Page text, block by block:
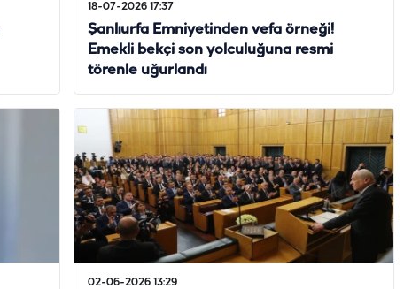
18-07-2026 17:37
Şanlıurfa Emniyetinden vefa örneği!
Emekli bekçi son yolculuğuna resmi
törenle uğurlandı
02-06-2026 13:29